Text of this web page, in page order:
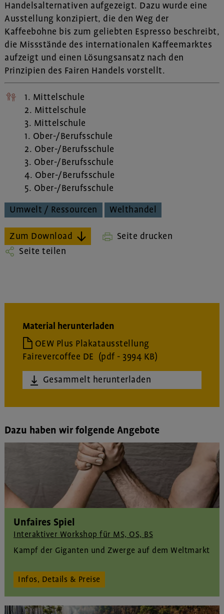
Handelsalternativen aufgezeigt. Dazu wurde eine
Ausstellung konzipiert, die den Weg der
Kaffeebohne bis zum geliebten Espresso beschreibt,
die Missstände des internationalen Kaffeemarktes
aufzeigt und einen Lösungsansatz nach den
Prinzipien des Fairen Handels vorstellt.
1. Mittelschule
2. Mittelschule
3. Mittelschule
1. Ober-/Berufsschule
2. Ober-/Berufsschule
3. Ober-/Berufsschule
4. Ober-/Berufsschule
5. Ober-/Berufsschule
Umwelt / Ressourcen Welthandel
Zum Download
Seite drucken
Seite teilen
Material herunterladen
OEW Plus Plakatausstellung
Fairevercoffee DE (pdf - 3994 KB)
Gesammelt herunterladen
Dazu haben wir folgende Angebote
Unfaires Spiel
Interaktiver Workshop für MS, OS, BS
Kampf der Giganten und Zwerge auf dem Weltmarkt
Infos, Details & Preise